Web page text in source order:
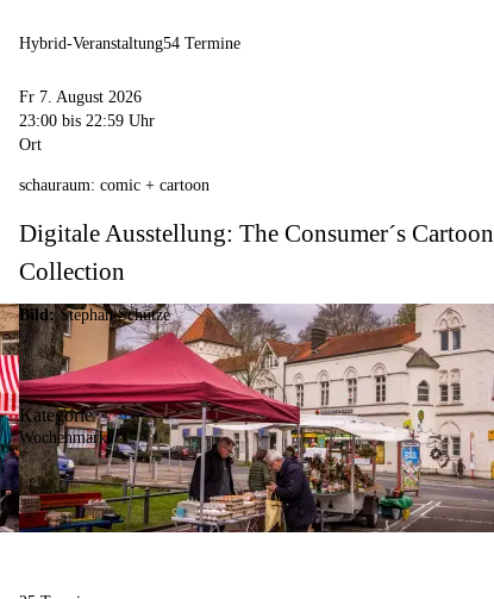
Hybrid-Veranstaltung54 Termine
Fr 7. August 2026
23:00 bis 22:59 Uhr
Ort
schauraum: comic + cartoon
Digitale Ausstellung: The Consumer´s Cartoon
Collection
Bild:Stephan Schütze
Kategorie
Wochenmarkt